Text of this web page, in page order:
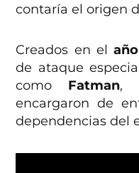
contaría el origen
Creados en el
de ataque
como Fatman,
encargaron de
dependencias del